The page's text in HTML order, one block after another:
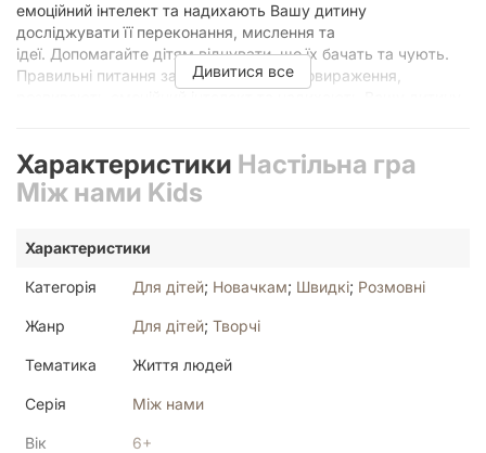
емоційний інтелект та надихають Вашу дитину
досліджувати її переконання, мислення та
ідеї. Допомагайте дітям відчувати, що їх бачать та чують.
Правильні питання заохочують до самовираження,
прагнула стати найкращою версією себе, одночасно
зміцнюючи ваші спільні стосунки - настільна гра Між Нами
є чудовим інструментом для використання!
Дивитися все
Характеристики Настільна гра
Між нами Kids
Характеристики
Категорія Для дітей; Новачкам; Швидкі; Розмовні
Жанр Для дітей; Творчі
Тематика Життя людей
Серія Між нами
Вік 6+